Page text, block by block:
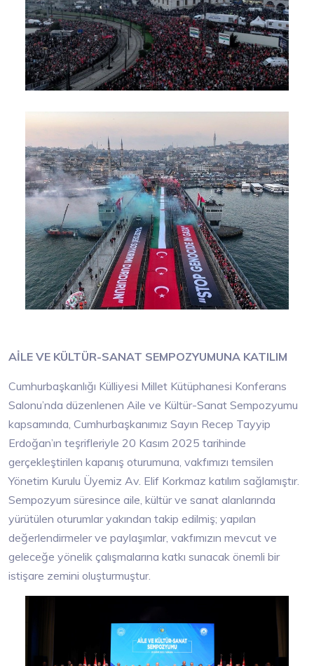
AİLE VE KÜLTÜR-SANAT SEMPOZYUMUNA KATILIM
Cumhurbaşkanlığı Külliyesi Millet Kütüphanesi Konferans
Salonu’nda düzenlenen Aile ve Kültür-Sanat Sempozyumu
kapsamında, Cumhurbaşkanımız Sayın Recep Tayyip
Erdoğan’ın teşrifleriyle 20 Kasım 2025 tarihinde
gerçekleştirilen kapanış oturumuna, vakfımızı temsilen
Yönetim Kurulu Üyemiz Av. Elif Korkmaz katılım sağlamıştır.
Sempozyum süresince aile, kültür ve sanat alanlarında
yürütülen oturumlar yakından takip edilmiş; yapılan
değerlendirmeler ve paylaşımlar, vakfımızın mevcut ve
geleceğe yönelik çalışmalarına katkı sunacak önemli bir
istişare zemini oluşturmuştur.